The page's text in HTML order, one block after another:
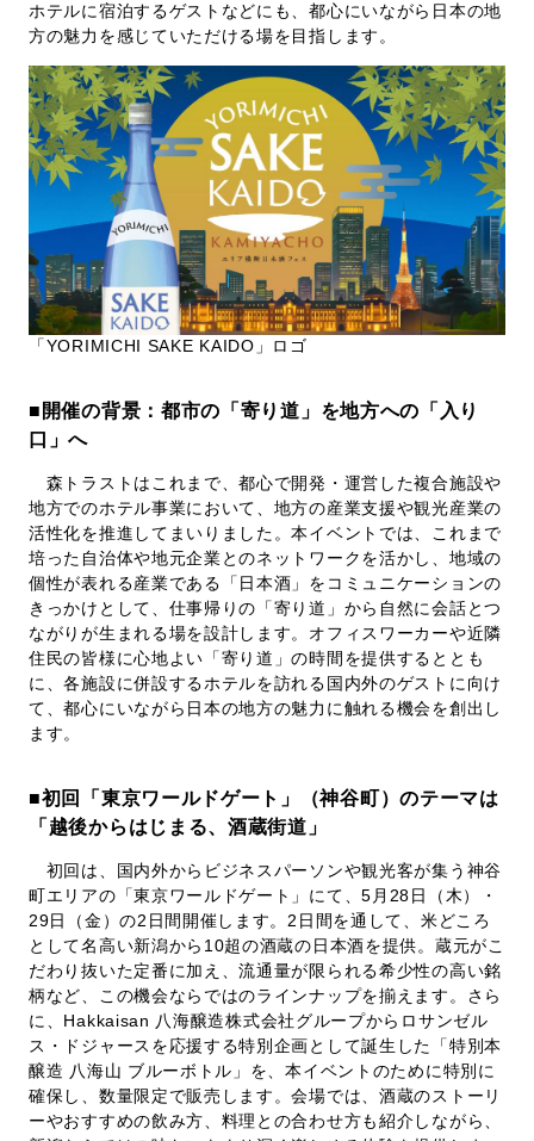
ホテルに宿泊するゲストなどにも、都心にいながら日本の地
方の魅力を感じていただける場を目指します。
「YORIMICHI SAKE KAIDO」ロゴ
■ 開催の背景：都市の「寄り道」を地方への「入り
口」へ
森トラストはこれまで、都心で開発・運営した複合施設や
地方でのホテル事業において、地方の産業支援や観光産業の
活性化を推進してまいりました。本イベントでは、これまで
培った自治体や地元企業とのネットワークを活かし、地域の
個性が表れる産業である「日本酒」をコミュニケーションの
きっかけとして、仕事帰りの「寄り道」から自然に会話とつ
ながりが生まれる場を設計します。オフィスワーカーや近隣
住民の皆様に心地よい「寄り道」の時間を提供するととも
に、各施設に併設するホテルを訪れる国内外のゲストに向け
て、都心にいながら日本の地方の魅力に触れる機会を創出し
ます。
■初回「東京ワールドゲート」（神谷町）のテーマは
「越後からはじまる、酒蔵街道」
初回は、国内外からビジネスパーソンや観光客が集う神谷
町エリアの「東京ワールドゲート」にて、5月28日（木）・
29日（金）の2日間開催します。2日間を通して、米どころ
として名高い新潟から10超の酒蔵の日本酒を提供。蔵元がこ
だわり抜いた定番に加え、流通量が限られる希少性の高い銘
柄など、この機会ならではのラインナップを揃えます。さら
に、Hakkaisan 八海醸造株式会社グループからロサンゼル
ス・ドジャースを応援する特別企画として誕生した「特別本
醸造 八海山 ブルーボトル」を、本イベントのために特別に
確保し、数量限定で販売します。会場では、酒蔵のストーリ
ーやおすすめの飲み方、料理との合わせ方も紹介しながら、